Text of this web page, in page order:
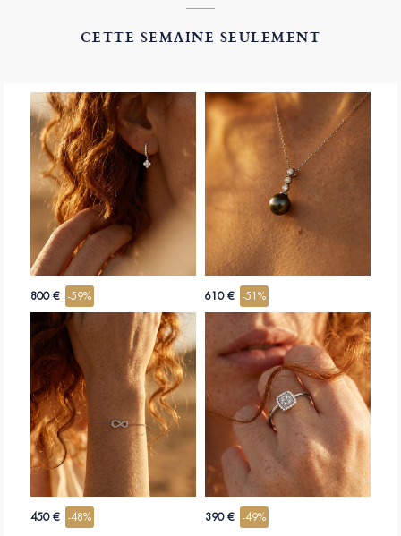
CETTE SEMAINE SEULEMENT
800 € -59% 610 € -51%
450 € -48% 390 € -49%